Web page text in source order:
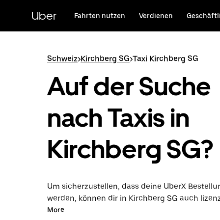
HauptinhaltUber Fahrten nutzen Verdienen
Schweiz>Kirchberg SG>Taxi Kirchberg SG
Auf der Suche
nach Taxis in
Kirchberg SG?
Um sicherzustellen, dass deine UberX
werden, können dir in Kirchberg SG auch
Taxifahrer*innen zugewiesen werden. In
More